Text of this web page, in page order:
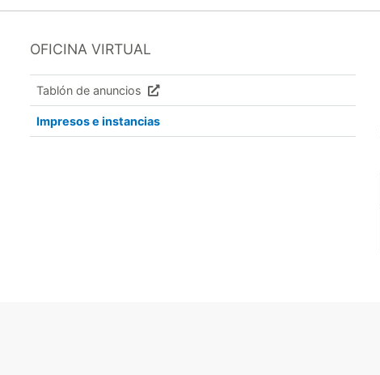
OFICINA VIRTUAL
Tablón de anuncios
Impresos e instancias